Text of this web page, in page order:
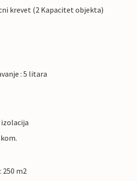
krevet (2 Kapacitet objekta)
: 5 litara
250 m2